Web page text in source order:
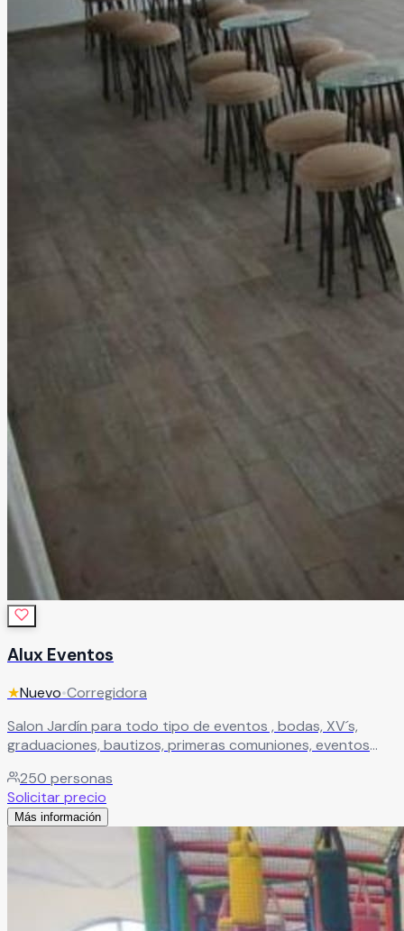
Alux Eventos
★Nuevo•Corregidora
Salon Jardín para todo tipo de eventos , bodas, XV´s,
graduaciones, bautizos, primeras comuniones, eventos
250 personas
Solicitar precio
Más información